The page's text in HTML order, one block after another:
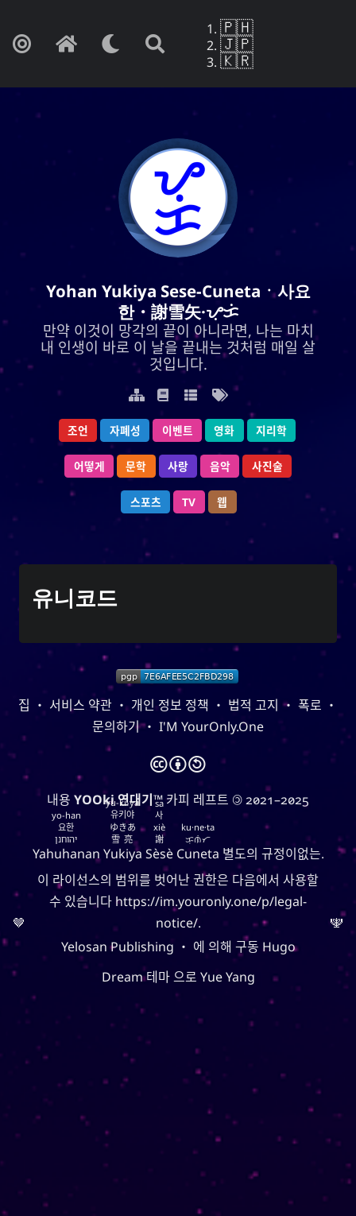
🇵🇭
🇯🇵
🇰🇷
Yohan Yukiya Sese-Cunetaㆍ사요
한・謝雪矢·ᜌᜓᜃᜒ
만약 이것이 망각의 끝이 아니라면, 나는 마치
내 인생이 바로 이 날을 끝내는 것처럼 매일 살
것입니다.
조언 자폐성 이벤트 영화 지리학
어떻게 문학 사랑 음악 사진술
스포츠 TV 웹
유니코드
집 ・ 서비스 약관 ・ 개인 정보 정책 ・ 법적 고지 ・ 폭로 ・
문의하기・ I'M YourOnly.One
🅭🅯🄎
내용 YOOki 연대기
Yahuhanan
יהוחנן
요한
yo-han
Yukiya
雪亮
ゆきあ
유키야
yu-ki-ya
Sèsè
謝
xiè
사
sa
Cuneta
ᜃᜓᜈᜒᜆ
ku·ne·ta
별도의 규정이없는.
🤎
이 라이선스의 범위를 벗어난 권한은 다음에서 사용할
수 있습니다 https://im.youronly.one/p/legal-
notice/.
🕎
Yelosan Publishing ・ 에 의해 구동 Hugo
Dream테마 으로 Yue Yang
Yohan Yukiya Sese-Cunetaㆍ사요
한・謝雪矢·ᜌᜓᜃᜒ
만약 이것이 망각의 끝이 아니라면, 나는 마치
내 인생이 바로 이 날을 끝내는 것처럼 매일 살
것입니다.
조언
자폐성
이벤트
영화
지리학
어떻게
문학
사랑
음악
사진술
스포츠
TV
웹
**
YourOnly.One
**의 약자와 나의 별명인 **
)**를 매쉬업한 것이다.
흥미롭게도,
柳
는 중국의 전설에 따르면 고대 중국
의 성입니다. 성씨의 조상들은 고대 현자 왕 유순과 밀접
한 관련이 있습니다. 한국에서,
유
라는 혈통은 시
아, 한, 조선 왕조의 흔적입니다. 유순 또는 유순 성씨의
소유자들은 자선과 근면으로 명성이 높습니다.
그것은 또한 우아하거나 가냘프다는 뜻의
버들
또
버들 나무
와 모든 사람들에게 지속적인 영양과
자원을 제공하는 수역 근처에서 자라는 나무를 의미하
기도 합니다. 그것은 또한 기름이라는 존재를 의미할 수
있고, 단순히
U
(너)라는 존재를 의미할 수도 있습니
다.
는 기록하고, 단련되고, 질서를 제공하는 것
을 의미합니다. 한글과 동등한 것인
는 에너지, 정
신, 기치, 기간을 의미하고, 동명사나 부정명사를 만드는
데 사용되는 접미사이기도 합니다.
주의사항 : 네이버 파파고 신경번역
Yoo (한국 성)
CC-BY-SA 3.0
Unported License
눈 네트워크